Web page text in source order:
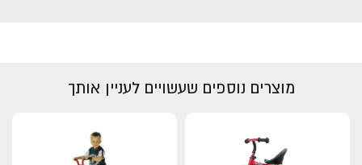
מוצרים נוספים שעשויים לעניין אותך